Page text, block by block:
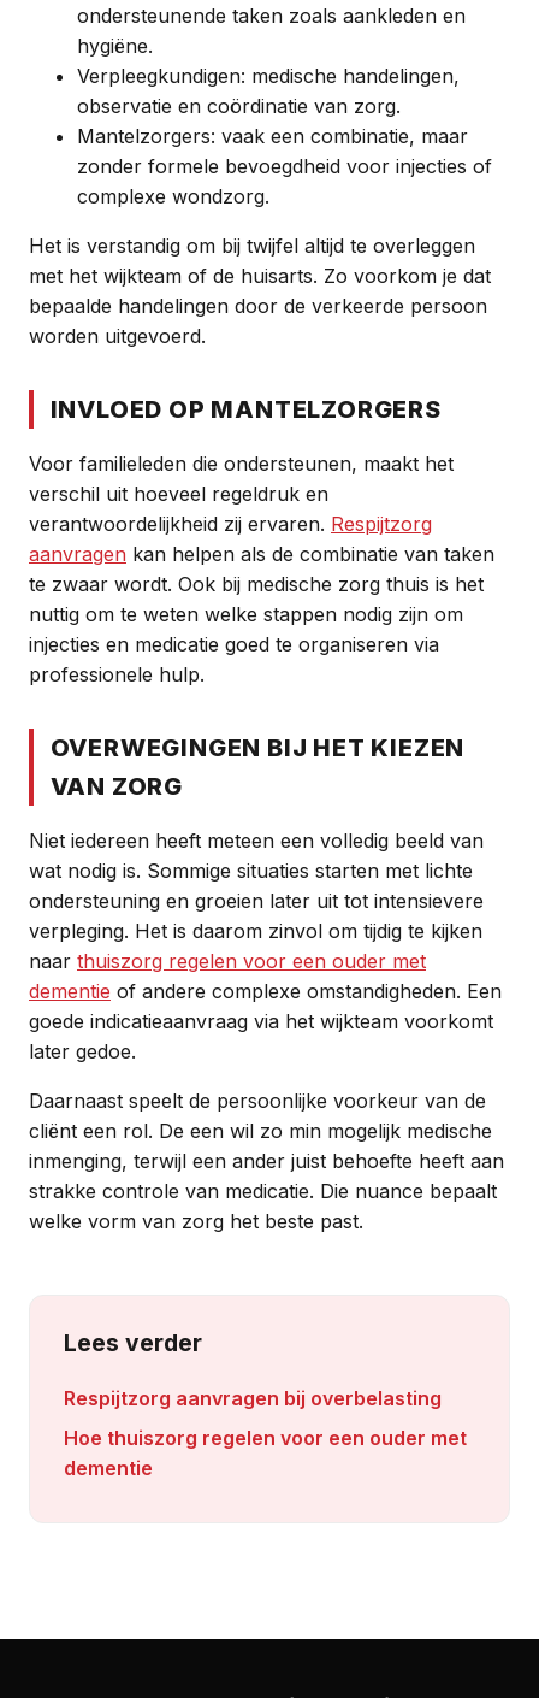
ondersteunende taken zoals aankleden en
hygiëne.
Verpleegkundigen: medische handelingen,
observatie en coördinatie van zorg.
Mantelzorgers: vaak een combinatie, maar
zonder formele bevoegdheid voor injecties of
complexe wondzorg.
Het is verstandig om bij twijfel altijd te overleggen
met het wijkteam of de huisarts. Zo voorkom je dat
bepaalde handelingen door de verkeerde persoon
worden uitgevoerd.
INVLOED OP MANTELZORGERS
Voor familieleden die ondersteunen, maakt het
verschil uit hoeveel regeldruk en
verantwoordelijkheid zij ervaren. Respijtzorg
aanvragen kan helpen als de combinatie van taken
te zwaar wordt. Ook bij medische zorg thuis is het
nuttig om te weten welke stappen nodig zijn om
injecties en medicatie goed te organiseren via
professionele hulp.
OVERWEGINGEN BIJ HET KIEZEN
VAN ZORG
Niet iedereen heeft meteen een volledig beeld van
wat nodig is. Sommige situaties starten met lichte
ondersteuning en groeien later uit tot intensievere
verpleging. Het is daarom zinvol om tijdig te kijken
naar thuiszorg regelen voor een ouder met
dementie of andere complexe omstandigheden. Een
goede indicatieaanvraag via het wijkteam voorkomt
later gedoe.
Daarnaast speelt de persoonlijke voorkeur van de
cliënt een rol. De een wil zo min mogelijk medische
inmenging, terwijl een ander juist behoefte heeft aan
strakke controle van medicatie. Die nuance bepaalt
welke vorm van zorg het beste past.
Lees verder
Respijtzorg aanvragen bij overbelasting
Hoe thuiszorg regelen voor een ouder met
dementie